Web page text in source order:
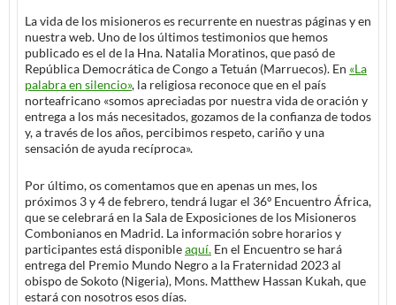
La vida de los misioneros es recurrente en nuestras páginas y en
nuestra web. Uno de los últimos testimonios que hemos
publicado es el de la Hna. Natalia Moratinos, que pasó de
República Democrática de Congo a Tetuán (Marruecos). En «La
palabra en silencio», la religiosa reconoce que en el país
norteafricano «somos apreciadas por nuestra vida de oración y
entrega a los más necesitados, gozamos de la confianza de todos
y, a través de los años, percibimos respeto, cariño y una
sensación de ayuda recíproca».
Por último, os comentamos que en apenas un mes, los
próximos 3 y 4 de febrero, tendrá lugar el 36º Encuentro África,
que se celebrará en la Sala de Exposiciones de los Misioneros
Combonianos en Madrid. La información sobre horarios y
participantes está disponibleaquí. En el Encuentro se hará
entrega del Premio Mundo Negro a la Fraternidad 2023 al
obispo de Sokoto (Nigeria), Mons. Matthew Hassan Kukah, que
estará con nosotros esos días.